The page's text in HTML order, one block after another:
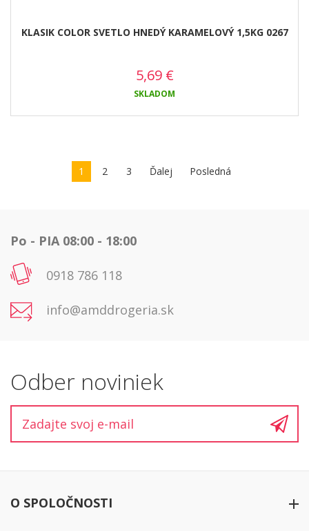
KLASIK COLOR SVETLO HNEDÝ KARAMELOVÝ 1,5KG 0267
5,69 €
SKLADOM
1 2 3 Ďalej Posledná
Po - PIA 08:00 - 18:00
0918 786 118
info@amddrogeria.sk
Odber noviniek
O SPOLOČNOSTI